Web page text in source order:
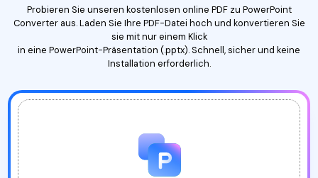
Presseraum
Shop
PDFelement für Mac
PDFelement für iPhone/iPad
Cloud
Benutzer im Bildungswesen
PDF kommentieren
PDF erstellen
Ressourcen
Heiße Themen
How-Tos
Business
Jetzt kaufen Anmelden
Probieren Sie unseren kostenlosen online PDF zu PowerPoint
Converter aus. Laden Sie Ihre PDF-Datei hoch und konvertieren Sie
sie mit nur einem Klick
in eine PowerPoint-Präsentation (.pptx). Schnell, sicher und keine
Installation erforderlich.